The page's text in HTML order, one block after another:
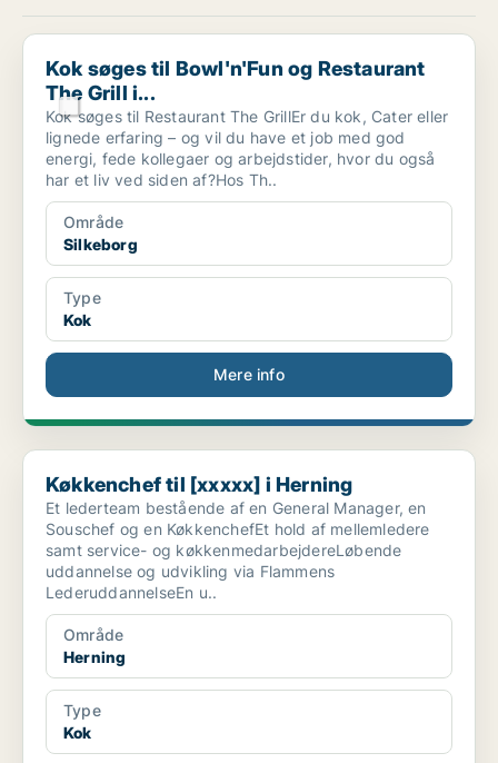
Kok søges til Bowl'n'Fun og Restaurant The Grill i...
Kok søges til Bowl'n'Fun og Restaurant
The Grill i...
Kok søges til Restaurant The GrillEr du kok, Cater eller
lignede erfaring – og vil du have et job med god
energi, fede kollegaer og arbejdstider, hvor du også
har et liv ved siden af?Hos Th..
Område
Silkeborg
Type
Kok
Mere info
Køkkenchef til [xxxxx] i Herning
Køkkenchef til [xxxxx] i Herning
Et lederteam bestående af en General Manager, en
Souschef og en KøkkenchefEt hold af mellemledere
samt service- og køkkenmedarbejdereLøbende
uddannelse og udvikling via Flammens
LederuddannelseEn u..
Område
Herning
Type
Kok